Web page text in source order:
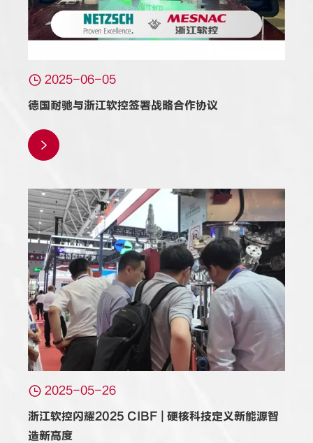
 2025-06-05
德国耐驰与浙江软控签署战略合作协议

 2025-05-26
浙江软控闪耀2025 CIBF | 硬核科技定义新能源智
造新高度